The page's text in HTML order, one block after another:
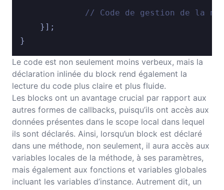
// Code de gestion de la
    }];
Le code est non seulement moins verbeux, mais la
déclaration inlinée du block rend également la
lecture du code plus claire et plus fluide.
Les blocks ont un avantage crucial par rapport aux
autres formes de callbacks, puisqu’ils ont accès aux
données présentes dans le scope local dans lequel
ils sont déclarés. Ainsi, lorsqu’un block est déclaré
dans une méthode, non seulement, il aura accès aux
variables locales de la méthode, à ses paramètres,
mais également aux fonctions et variables globales
incluant les variables d’instance. Autrement dit, un